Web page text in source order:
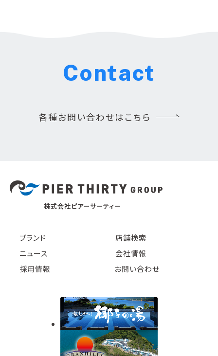
Contact
各種お問い合わせはこちら
株式会社ピアーサーティー
ブランド
店舗検索
ニュース
会社情報
採用情報
お問い合わせ